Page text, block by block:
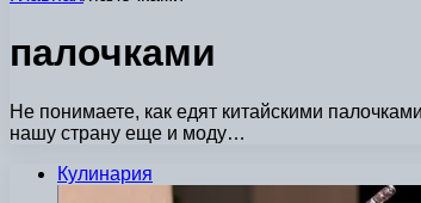
палочками
Не понимаете, как едят китайскими
нашу страну еще и моду…
Кулинария